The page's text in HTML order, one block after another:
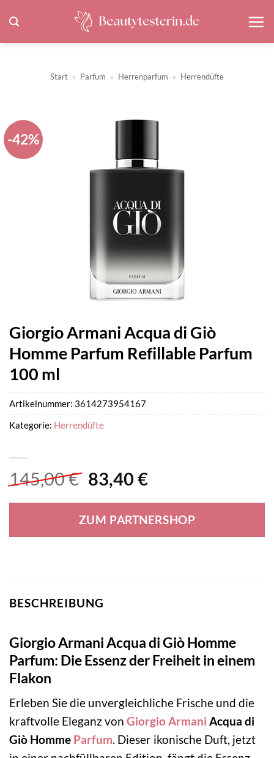
Inhalt
springen
Start » Parfum » Herrenparfum » Herrendüfte
-42%
Giorgio Armani Acqua di Giò
Homme Parfum Refillable Parfum
100 ml
145,00€ Ursprünglicher
war:
145,00 €
83,40 €Aktueller
ist:
83,40 €.
ZUM PARTNERSHOP
Artikelnummer: 3614273954167
Kategorie: Herrendüfte
BESCHREIBUNG
Giorgio Armani Acqua di Giò Homme
Parfum: Die Essenz der Freiheit in einem
Flakon
Erleben Sie die unvergleichliche Frische und die
kraftvolle Eleganz von Giorgio Armani Acqua di
Giò Homme Parfum. Dieser ikonische Duft, jetzt